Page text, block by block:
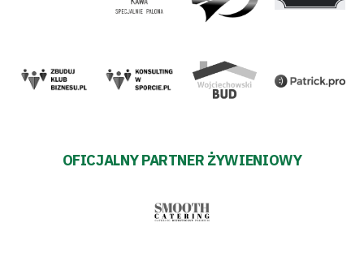
OFICJALNY PARTNER ŻYWIENIOWY